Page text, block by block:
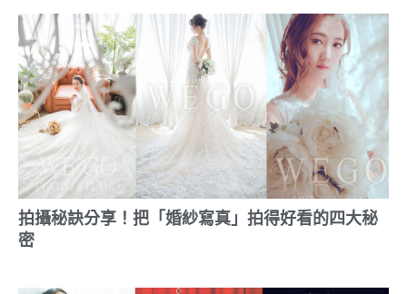
拍攝秘訣分享！把「婚紗寫真」拍得好看的四大秘
密